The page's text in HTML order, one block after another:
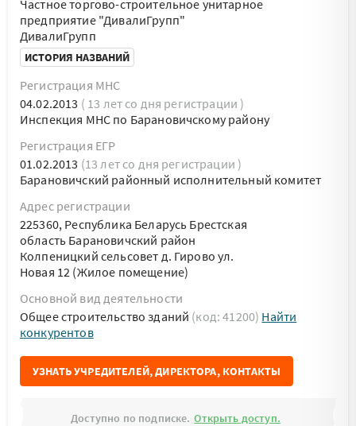
Частное торгово-строительное унитарное
предприятие "ДивалиГрупп"
ДивалиГрупп
ИСТОРИЯ НАЗВАНИЙ
Регистрация МНС
04.02.2013 ( 13 лет со дня регистрации )
Инспекция МНС по Барановичскому району
Регистрация ЕГР
01.02.2013 (13 лет со дня регистрации )
Барановичский районный исполнительный комитет
Адрес регистрации
225360, Республика Беларусь Брестская
область Барановичский район
Колпеницкий сельсовет д. Гирово ул.
Новая 12 (Жилое помещение)
Основной вид деятельности
Общее строительство зданий (код: 41200) Найти
конкурентов
УЗНАТЬ УЧРЕДИТЕЛЕЙ, ДИРЕКТОРА, КОНТАКТЫ
Доступно по подписке. Открыть доступ.